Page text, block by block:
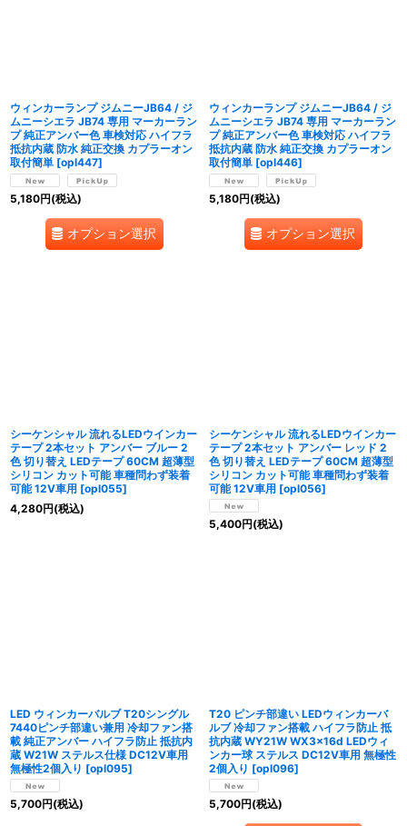
ウィンカーランプ ジムニーJB64 / ジ
ムニーシエラ JB74 専用 マーカーラン
プ 純正アンバー色 車検対応 ハイフラ
抵抗内蔵 防水 純正交換 カプラーオン
取付簡単 [opl447]
5,180円(税込)
オプション選択
ウィンカーランプ ジムニーJB64 / ジ
ムニーシエラ JB74 専用 マーカーラン
プ 純正アンバー色 車検対応 ハイフラ
抵抗内蔵 防水 純正交換 カプラーオン
取付簡単 [opl446]
5,180円(税込)
オプション選択
シーケンシャル 流れるLEDウインカー
テープ 2本セット アンバー ブルー 2
色 切り替え LEDテープ 60CM 超薄型
シリコン カット可能 車種問わず装着
可能 12V車用 [opl055]
4,280円(税込)
シーケンシャル 流れるLEDウインカー
テープ 2本セット アンバー レッド 2
色 切り替え LEDテープ 60CM 超薄型
シリコン カット可能 車種問わず装着
可能 12V車用 [opl056]
5,400円(税込)
LED ウィンカーバルブ T20シングル
7440ピンチ部違い兼用 冷却ファン搭
載 純正アンバー ハイフラ防止 抵抗内
蔵 W21W ステルス仕様 DC12V車用
無極性2個入り [opl095]
5,700円(税込)
T20 ピンチ部違い LEDウィンカーバ
ルブ 冷却ファン搭載 ハイフラ防止 抵
抗内蔵 WY21W WX3×16d LEDウィ
ンカー球 ステルス DC12V車用 無極性
2個入り [opl096]
5,700円(税込)